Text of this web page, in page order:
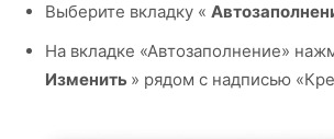
Выберите вкладку «
На вкладке «Автозаполнение»
Изменить » рядом с надписью